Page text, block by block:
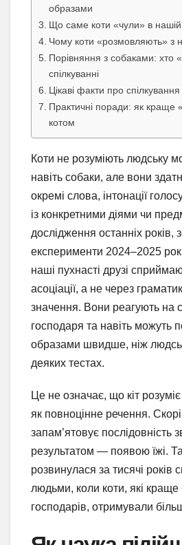
образами
Що саме коти «чули» в нашій
Чому коти «розмовляють» з
Порівняння з собаками: хто
спілкуванні
Цікаві факти про
Практичні поради: як краще
котом
Коти не розуміють людську
навіть собаки, але вони
окремі слова, інтонації
із конкретними діями чи
дослідження останніх років,
експерименти 2024–2025
наші пухнасті друзі
асоціації, а не через
значення. Вони реагують на
господаря та навіть можуть
образами швидше, ніж
деяких тестах.
Це не означає, що кіт
як повноцінне речення.
запам’ятовує послідовність
результатом — появою їжі.
розвинулася за тисячі років
людьми, коли коти, які краще
господарів, отримували